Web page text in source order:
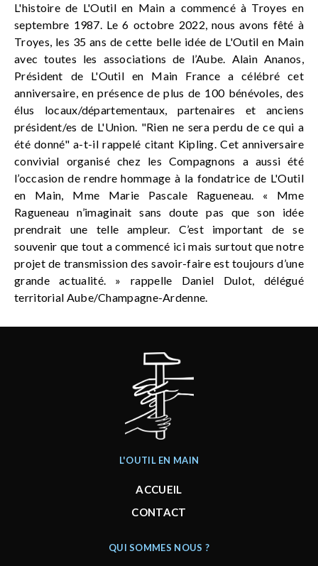
L'histoire de L'Outil en Main a commencé à Troyes en
septembre 1987. Le 6 octobre 2022, nous avons fêté à
Troyes, les 35 ans de cette belle idée de L'Outil en Main
avec toutes les associations de l’Aube. Alain Ananos,
Président de L'Outil en Main France a célébré cet
anniversaire, en présence de plus de 100 bénévoles, des
élus locaux/départementaux, partenaires et anciens
président/es de L'Union. "Rien ne sera perdu de ce qui a
été donné" a-t-il rappelé citant Kipling. Cet anniversaire
convivial organisé chez les Compagnons a aussi été
l’occasion de rendre hommage à la fondatrice de L'Outil
en Main, Mme Marie Pascale Ragueneau. « Mme
Ragueneau n’imaginait sans doute pas que son idée
prendrait une telle ampleur. C’est important de se
souvenir que tout a commencé ici mais surtout que notre
projet de transmission des savoir-faire est toujours d’une
grande actualité. » rappelle Daniel Dulot, délégué
territorial Aube/Champagne-Ardenne.
L'OUTIL EN MAIN
ACCUEIL
CONTACT
QUI SOMMES NOUS ?